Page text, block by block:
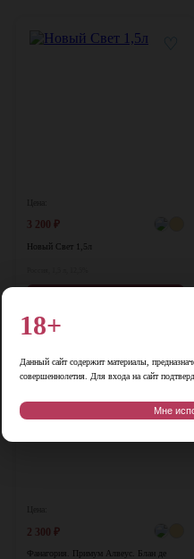
3 200 ₽
Новый Свет 1,5л
2 300 ₽
Фанагория. Примум Алвеус. Блан де
18+
Данный сайт содержит материалы,
совершеннолетия. Для входа на сайт
Мне